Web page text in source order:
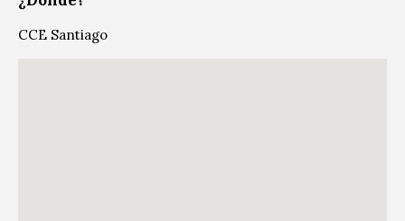
CCE Santiago